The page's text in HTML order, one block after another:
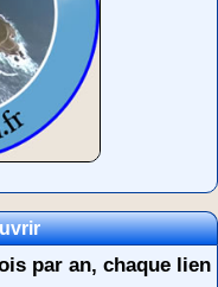
par an, chaque lien